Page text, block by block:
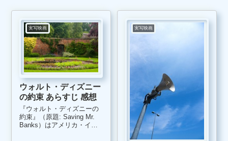
実写映画
ウォルト・ディズニー
の約束 あらすじ 感想
『ウォルト・ディズニーの
約束』（原題: Saving Mr.
Banks）はアメリカ・イギ
実写映画